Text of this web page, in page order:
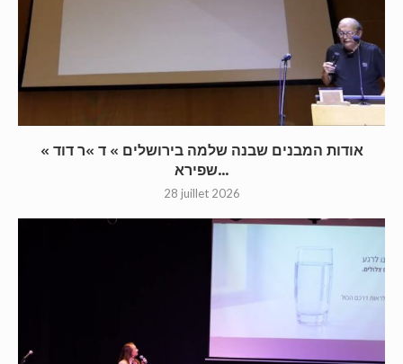
« אודות המבנים שבנה שלמה בירושלים » ד »ר דוד
שפירא...
28 juillet 2026